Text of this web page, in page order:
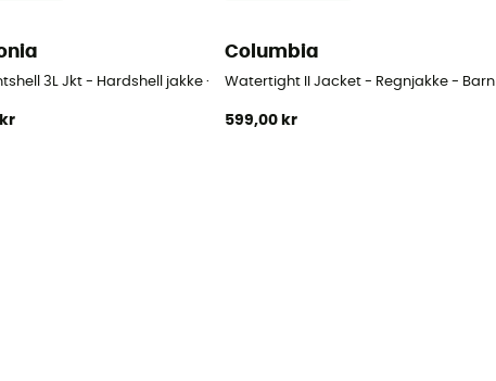
3L Jkt - Hardshell jakke - Barn
Columbia
Watertight II Jacket - Regnjakke - Barn
599,00 kr